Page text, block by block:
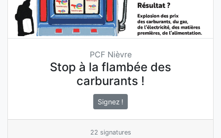
PCF Nièvre
Stop à la flambée des
carburants !
Signez !
22 signatures